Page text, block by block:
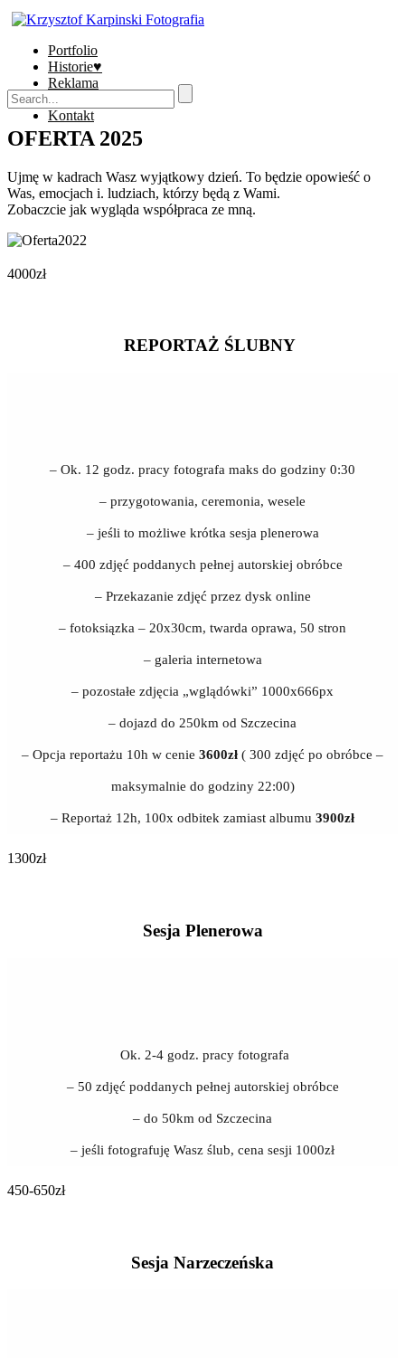
Portfolio
Historie♥
Reklama
Sklep
Kontakt
OFERTA 2025
Ujmę w kadrach Wasz wyjątkowy dzień. To będzie opowieść o
Was, emocjach i. ludziach, którzy będą z Wami.
Zobaczcie jak wygląda współpraca ze mną.
4000zł
REPORTAŻ ŚLUBNY
– Ok. 12 godz. pracy fotografa maks do godziny 0:30
– przygotowania, ceremonia, wesele
– jeśli to możliwe krótka sesja plenerowa
– 400 zdjęć poddanych pełnej autorskiej obróbce
– Przekazanie zdjęć przez dysk online
– fotoksiązka – 20x30cm, twarda oprawa, 50 stron
– galeria internetowa
– pozostałe zdjęcia „wglądówki” 1000x666px
– dojazd do 250km od Szczecina
– Opcja reportażu 10h w cenie 3600zł ( 300 zdjęć po obróbce –
maksymalnie do godziny 22:00)
– Reportaż 12h, 100x odbitek zamiast albumu 3900zł
1300zł
Sesja Plenerowa
Ok. 2-4 godz. pracy fotografa
– 50 zdjęć poddanych pełnej autorskiej obróbce
– do 50km od Szczecina
– jeśli fotografuję Wasz ślub, cena sesji 1000zł
450-650zł
Sesja Narzeczeńska